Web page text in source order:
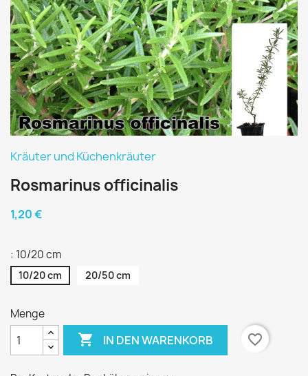
Kräuter und Küchenkräuter
Rosmarinus officinalis
1,20 €
: 10/20 cm
10/20 cm 20/50 cm
Menge
 IN DEN WARENKORB favorite_border